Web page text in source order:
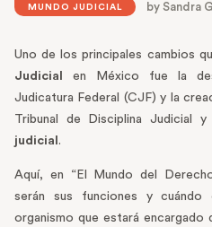
MUNDO JUDICIAL bySandra
Uno de los principales cambios
Judicial
en México fue la
Judicatura Federal (CJF) y la
Tribunal de Disciplina Judicial
judicial .
Aquí, en “El Mundo del
serán sus funciones y cuándo
organismo que estará encargado